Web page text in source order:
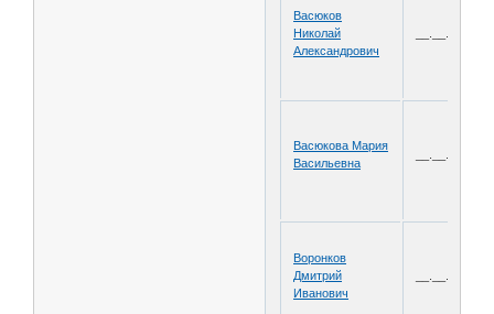
Васюков
Николай
Александрович
Васюкова Мария
Васильевна
Воронков
Дмитрий
Иванович